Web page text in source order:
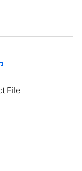
File